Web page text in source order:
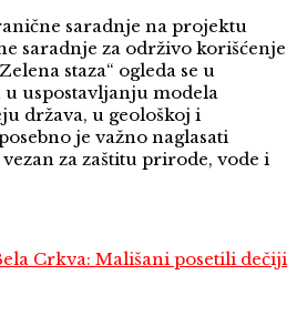
saradnje na projektu
saradnje za održivo korišćenje
staza“ ogleda se u
uspostavljanju modela
država, u geološkoj i
je važno naglasati
za zaštitu prirode, vode i
Crkva: Mališani posetili dečiji